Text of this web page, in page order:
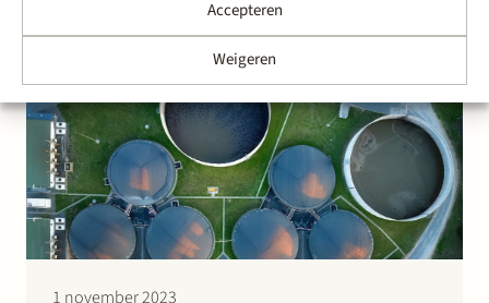
Accepteren
Weigeren
Group die zal worden gebruikt voor de bouw van twee
grote 20MW biomethaan fabrieken in Nederland. SFP
Group zal daarmee jaarlijks ~800 GWh biomethaan
kunnen produceren. Dat is voldoende om jaarlijks
meer…
1 november 2023